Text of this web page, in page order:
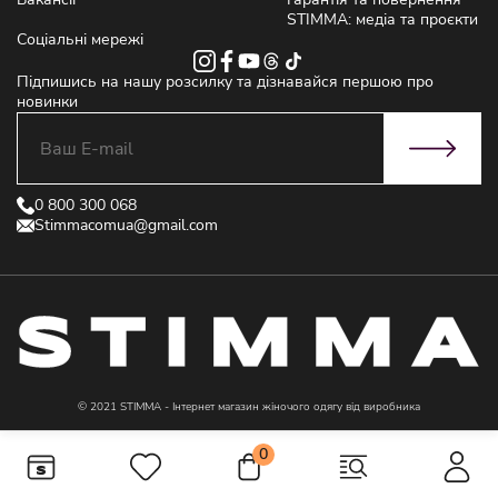
0
STIMMA: медіа та проєкти
Соціальні мережі
Підпишись на нашу розсилку та дізнавайся першою про
новинки
0 800 300 068
Stimmacomua@gmail.com
© 2021 STIMMA - Інтернет магазин жіночого одягу від виробника